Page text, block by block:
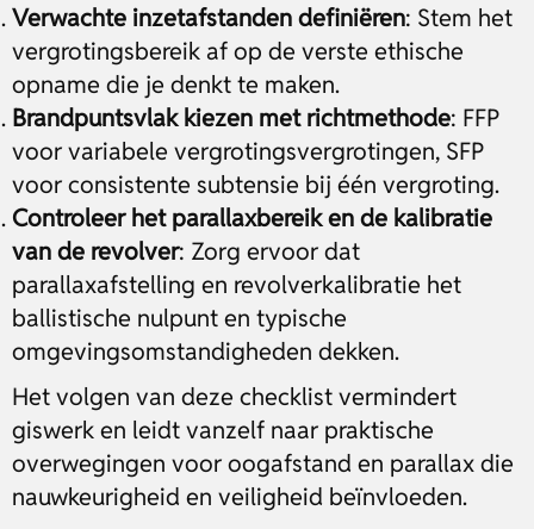
Verwachte inzetafstanden definiëren: Stem het
vergrotingsbereik af op de verste ethische
opname die je denkt te maken.
Brandpuntsvlak kiezen met richtmethode: FFP
voor variabele vergrotingsvergrotingen, SFP
voor consistente subtensie bij één vergroting.
Controleer het parallaxbereik en de kalibratie
van de revolver: Zorg ervoor dat
parallaxafstelling en revolverkalibratie het
ballistische nulpunt en typische
omgevingsomstandigheden dekken.
Het volgen van deze checklist vermindert
giswerk en leidt vanzelf naar praktische
overwegingen voor oogafstand en parallax die
nauwkeurigheid en veiligheid beïnvloeden.